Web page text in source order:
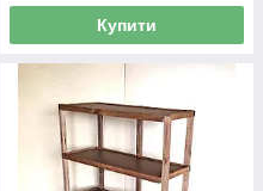
Купити